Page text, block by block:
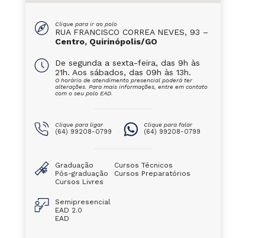
Clique para ir ao polo
RUA FRANCISCO CORREA NEVES, 93 –
Centro, Quirinópolis/GO
De segunda a sexta-feira, das 9h às
21h. Aos sábados, das 09h às 13h.
O horário de atendimento presencial poderá ter
alterações. Para mais informações, entre em contato
com o seu polo EAD.
Clique para ligar
(64) 99208-0799
Clique para falar
(64) 99208-0799
Graduação
Pós-graduação
Cursos Livres
Cursos Técnicos
Cursos Preparatórios
Semipresencial
EAD 2.0
EAD